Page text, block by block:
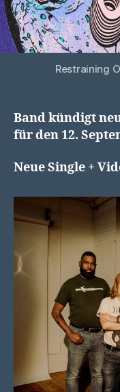
Restraining
Band kündigt
für den 12.
Neue Single +